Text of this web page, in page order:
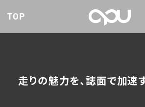
TOP
走りの魅力を、誌面で加速